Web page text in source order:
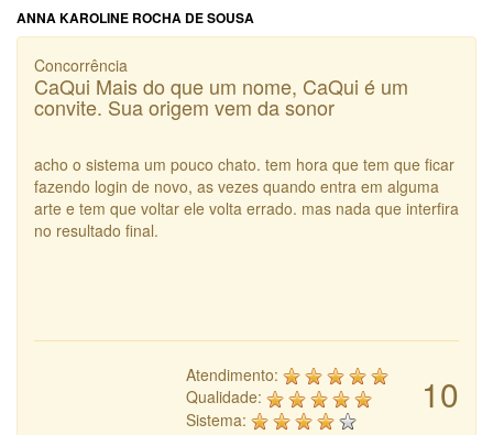
ANNA KAROLINE ROCHA DE SOUSA
Concorrência
CaQui Mais do que um nome, CaQui é um
convite. Sua origem vem da sonor
acho o sistema um pouco chato. tem hora que tem que ficar
fazendo login de novo, as vezes quando entra em alguma
arte e tem que voltar ele volta errado. mas nada que interfira
no resultado final.
10
Atendimento:
Qualidade:
Sistema: